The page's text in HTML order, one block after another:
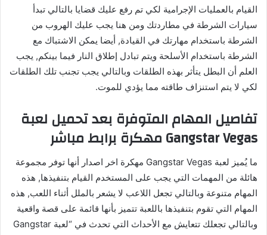
القيام بالعمليات الإجرامية لكي تم رفع عليك قضايا بالتالي تبدأ
سيارات الشرطة في مطاردتك ومن هنا يجب عليك الهروب من
الشرطة باستخدام مهارتك في القيادة, أيضا يمكن الاشتباك مع
الشرطة باستخدام الأسلحة ويتم تبادل إطلاق النار فيما بينكم, يجب
العلم أن البطل يتأثر بهذه الطلقات وبالتالي يجب تجنب تلك الطلقات
لكي لا يتم استنزاف طاقته مما يؤدي للموت.
تفاصيل المهام المتوفرة بعد تحميل لعبة
Gangstar Vegas مهكرة برابط مباشر
ما يُميز لعبة Gangstar Vegas مهكرة اخر اصدار أنها توفر مجموعة
هائلة من المهمات التي يجب على المستخدم القيام بتنفيذها, هذه
المهام متنوعة وبالتالي تجعل اللاعب لا يشعر بالملل أثناء اللعب, هذه
المهام التي تقوم بتنفيذها باللعبة تتميز بأنها قائمة على قصة واقعية
وبالتالي تجعلك تتعايش مع الأحداث التي تحدث في “لعبة Gangstar